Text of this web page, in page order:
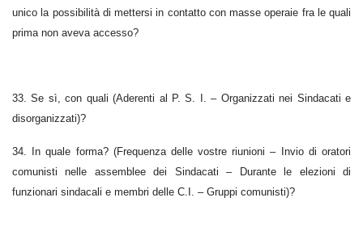
unico la possibilità di mettersi in contatto con masse operaie fra le quali
prima non aveva accesso?
33. Se sì, con quali (Aderenti al P. S. I. – Organizzati nei Sindacati e
disorganizzati)?
34. In quale forma? (Frequenza delle vostre riunioni – Invio di oratori
comunisti nelle assemblee dei Sindacati – Durante le elezioni di
funzionari sindacali e membri delle C.I. – Gruppi comunisti)?